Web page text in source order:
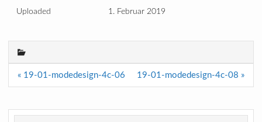
Uploaded 1. Februar 2019
Beitragsnavigation
« 19-01-modedesign-4c-06 19-01-modedesign-4c-08 »